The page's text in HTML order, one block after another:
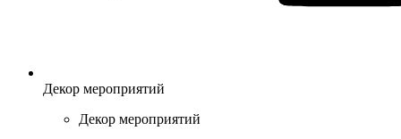
Декор мероприятий
Декор мероприятий